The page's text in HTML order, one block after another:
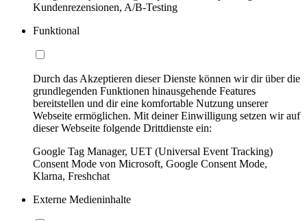
Kundenrezensionen, A/B-Testing
Funktional
Durch das Akzeptieren dieser Dienste können wir dir über die
grundlegenden Funktionen hinausgehende Features
bereitstellen und dir eine komfortable Nutzung unserer
Webseite ermöglichen. Mit deiner Einwilligung setzen wir auf
dieser Webseite folgende Drittdienste ein:
Google Tag Manager, UET (Universal Event Tracking)
Consent Mode von Microsoft, Google Consent Mode,
Klarna, Freshchat
Externe Medieninhalte